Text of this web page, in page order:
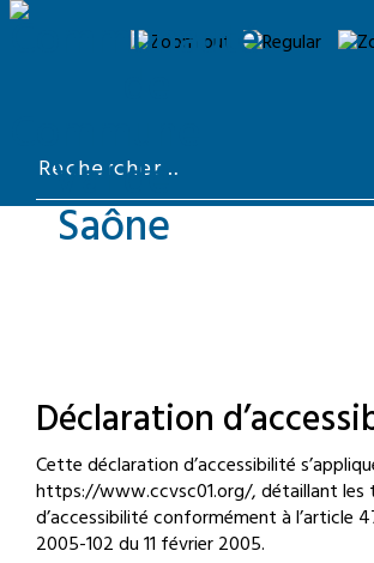
Déclaration
Cette déclaration d’accessibilité
https://www.ccvsc01.org/, détaillant les
d’accessibilité conformément à l’article
2005-102 du 11 février 2005.